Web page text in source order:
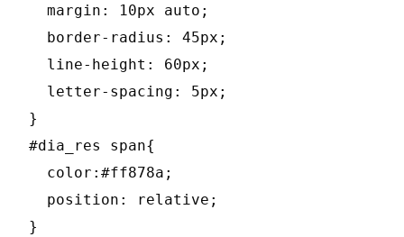
  margin: 10px auto;
  border-radius: 45px;
  line-height: 60px;
  letter-spacing: 5px;
}
#dia_res span{
  color:#ff878a;
  position: relative;
}